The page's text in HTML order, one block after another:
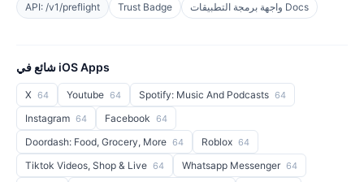
API: /v1/preflight Trust Badge واجهة برمجة التطبيقات Docs
شائع في iOS Apps
X 64 Youtube 64 Spotify: Music And Podcasts 64
Instagram 64 Facebook 64
Doordash: Food, Grocery, More 64 Roblox 64
Tiktok Videos, Shop & Live 64 Whatsapp Messenger 64